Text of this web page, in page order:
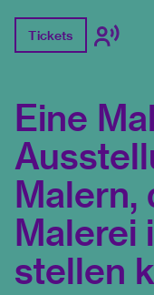
Tickets
Eine
Malern,
Malerei
stellen